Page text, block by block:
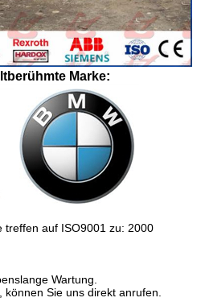
Marke:
treffen auf ISO9001 zu: 2000
Wartung.
Sie uns direkt anrufen.